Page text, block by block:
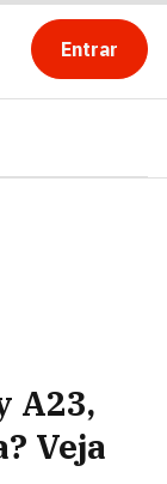
Entrar
A23,
Veja